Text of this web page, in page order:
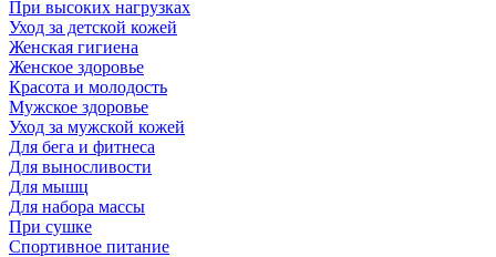
При высоких нагрузках
Уход за детской кожей
Женская гигиена
Женское здоровье
Красота и молодость
Мужское здоровье
Уход за мужской кожей
Для бега и фитнеса
Для выносливости
Для мышц
Для набора массы
При сушке
Спортивное питание